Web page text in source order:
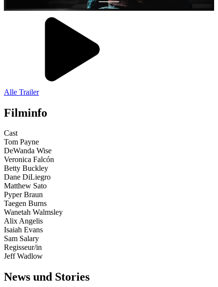
Alle Trailer
Filminfo
Cast
Tom Payne
DeWanda Wise
Veronica Falcón
Betty Buckley
Dane DiLiegro
Matthew Sato
Pyper Braun
Taegen Burns
Wanetah Walmsley
Alix Angelis
Isaiah Evans
Sam Salary
Regisseur/in
Jeff Wadlow
News und Stories